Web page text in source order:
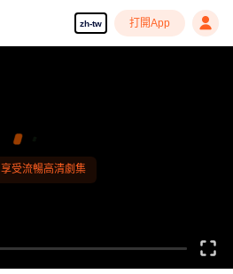
zh-tw 打開App
享受流暢高清劇集